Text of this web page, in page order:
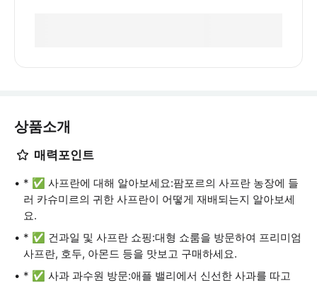
상품소개
매력포인트
* ✅ 사프란에 대해 알아보세요:팜포르의 사프란 농장에 들
러 카슈미르의 귀한 사프란이 어떻게 재배되는지 알아보세
요.
* ✅ 건과일 및 사프란 쇼핑:대형 쇼룸을 방문하여 프리미엄
사프란, 호두, 아몬드 등을 맛보고 구매하세요.
* ✅ 사과 과수원 방문:애플 밸리에서 신선한 사과를 따고